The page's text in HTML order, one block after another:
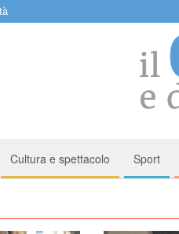
Cultura e spettacolo Sport